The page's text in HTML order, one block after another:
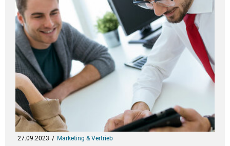
27.09.2023 Marketing & Vertrieb